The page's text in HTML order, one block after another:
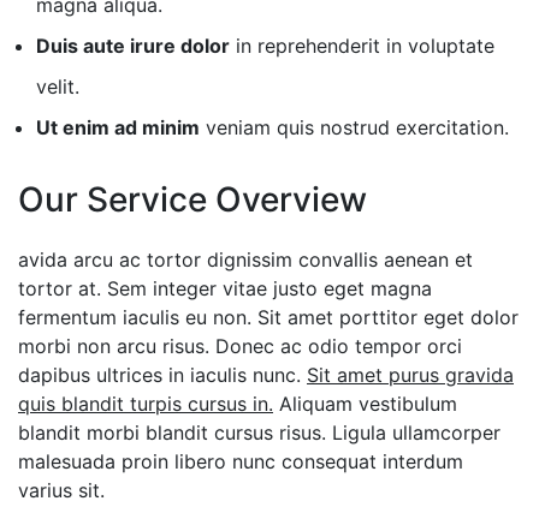
Duis aute irure dolor in reprehenderit in voluptate
velit.
Ut enim ad minim veniam quis nostrud exercitation.
Our Service Overview
avida arcu ac tortor dignissim convallis aenean et
tortor at. Sem integer vitae justo eget magna
fermentum iaculis eu non. Sit amet porttitor eget dolor
morbi non arcu risus. Donec ac odio tempor orci
dapibus ultrices in iaculis nunc. Sit amet purus gravida
quis blandit turpis cursus in. Aliquam vestibulum
blandit morbi blandit cursus risus. Ligula ullamcorper
malesuada proin libero nunc consequat interdum
varius sit.